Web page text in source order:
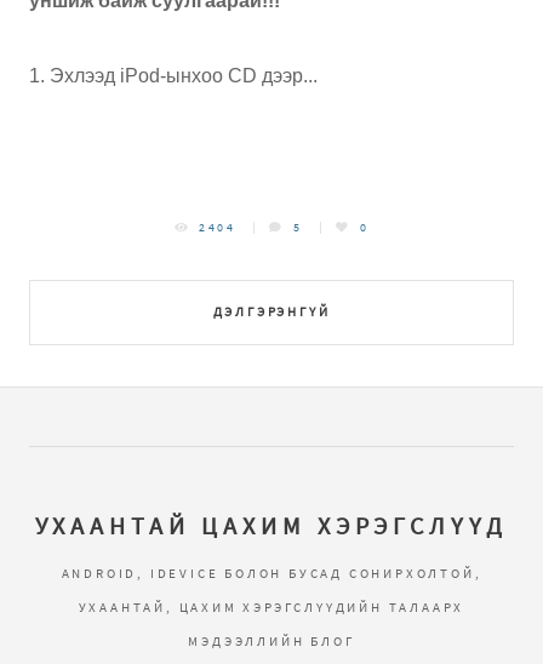
1. Эхлээд iPod-ынхоо CD дээр...
ДЭЛГЭРЭНГҮЙ
2404 5 0
УХААНТАЙ ЦАХИМ ХЭРЭГСЛҮҮД
ANDROID, IDEVICE БОЛОН БУСАД СОНИРХОЛТОЙ,
УХААНТАЙ, ЦАХИМ ХЭРЭГСЛҮҮДИЙН ТАЛААРХ
МЭДЭЭЛЛИЙН БЛОГ